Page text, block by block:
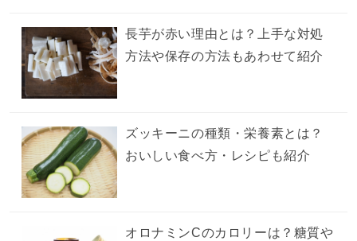
長芋が赤い理由とは？上手な対処
方法や保存の方法もあわせて紹介
ズッキーニの種類・栄養素とは？
おいしい食べ方・レシピも紹介
オロナミンCのカロリーは？糖質や